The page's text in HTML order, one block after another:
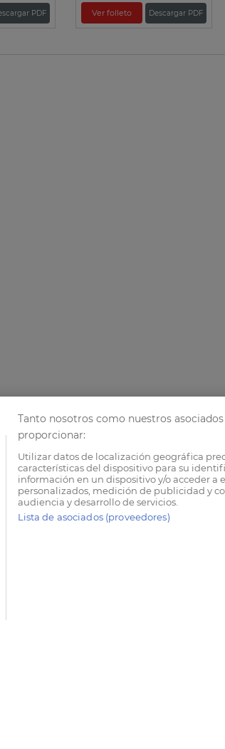
PDF Ver folleto Descargar PDF
Tanto nosotros como nuestros
proporcionar:
Utilizar datos de localización geográfica
características del dispositivo para su
información en un dispositivo y/o acceder a
personalizados, medición de publicidad y
audiencia y desarrollo de servicios.
Lista de asociados (proveedores)